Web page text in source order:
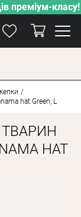
преміум-класу!
hat Green, L
HAT